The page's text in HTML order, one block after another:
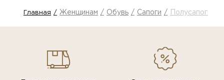
Главная Женщинам Обувь Сапоги Полусапоги